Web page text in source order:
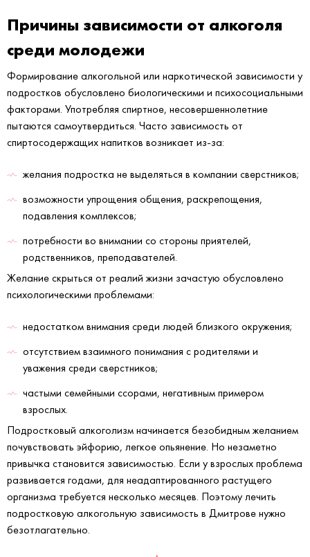
Причины зависимости от алкоголя
среди молодежи
Формирование алкогольной или наркотической зависимости у
подростков обусловлено биологическими и психосоциальными
факторами. Употребляя спиртное, несовершеннолетние
пытаются самоутвердиться. Часто зависимость от
спиртосодержащих напитков возникает из-за:
желания подростка не выделяться в компании сверстников;
возможности упрощения общения, раскрепощения,
подавления комплексов;
потребности во внимании со стороны приятелей,
родственников, преподавателей.
Желание скрыться от реалий жизни зачастую обусловлено
психологическими проблемами:
недостатком внимания среди людей близкого окружения;
отсутствием взаимного понимания с родителями и
уважения среди сверстников;
частыми семейными ссорами, негативным примером
взрослых.
Подростковый алкоголизм начинается безобидным желанием
почувствовать эйфорию, легкое опьянение. Но незаметно
привычка становится зависимостью. Если у взрослых проблема
развивается годами, для неадаптированного растущего
организма требуется несколько месяцев. Поэтому лечить
подростковую алкогольную зависимость в Дмитрове нужно
безотлагательно.